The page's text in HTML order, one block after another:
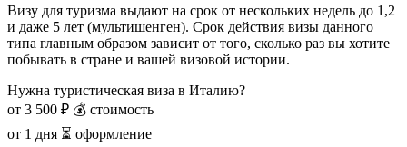
Визу для туризма выдают на срок от нескольких недель до 1,2
и даже 5 лет (мультишенген). Срок действия визы данного
типа главным образом зависит от того, сколько раз вы хотите
побывать в стране и вашей визовой истории.
Нужна туристическая виза в Италию?
от 3 500 ₽ 💰 стоимость
от 1 дня ⏳ оформление